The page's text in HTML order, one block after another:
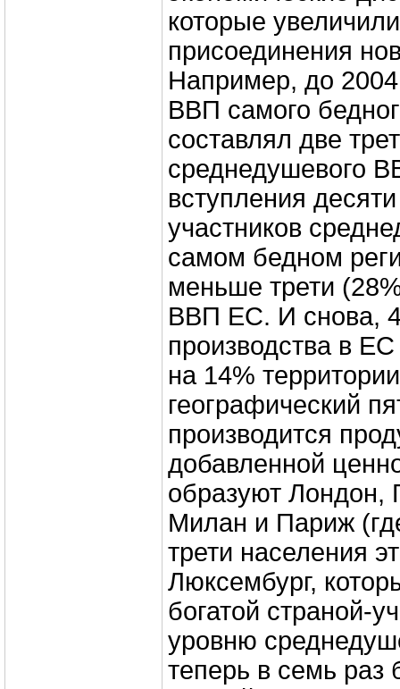
которые
присоединения
Например, до
ВВП самого
составлял две
среднедушевого
вступления
участников
самом бедном
меньше трети
ВВП ЕС. И снова,
производства в
на 14%
географический
производится
добавленной
образуют Лондон,
Милан и Париж
трети населения
Люксембург,
богатой страной-
уровню
теперь в семь раз